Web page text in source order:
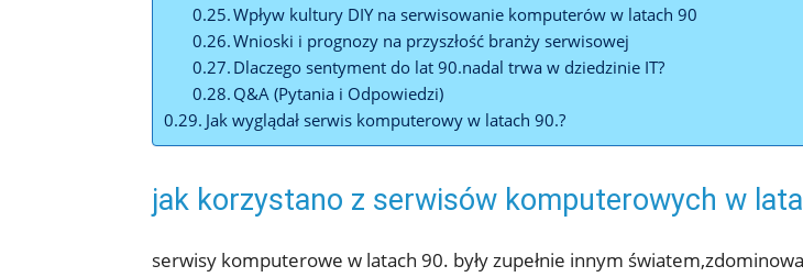
Wpływ kultury DIY na serwisowanie komputerów w latach 90
Wnioski i prognozy na przyszłość branży serwisowej
Dlaczego sentyment do lat 90.nadal trwa w dziedzinie IT?
Q&A (Pytania i Odpowiedzi)
Jak wyglądał serwis komputerowy w latach 90.?
jak korzystano z serwisów komputerowych w
serwisy komputerowe w latach 90. były zupełnie innym